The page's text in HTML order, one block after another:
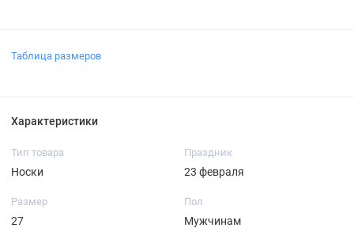
Таблица размеров
Характеристики
Тип товара
Носки
Праздник
23 февраля
Размер
27
Пол
Мужчинам